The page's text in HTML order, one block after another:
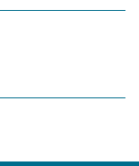
en
mediane